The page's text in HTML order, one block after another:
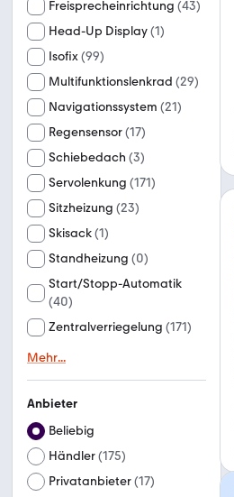
Freisprecheinrichtung (43)
Head-Up Display(1)
Isofix(99)
Multifunktionslenkrad (29)
Navigationssystem (21)
Regensensor(17)
Schiebedach (3)
Servolenkung (171)
Sitzheizung (23)
Skisack(1)
Standheizung (0)
Start/Stopp-Automatik
(40)
Zentralverriegelung (171)
Mehr...
Anbieter
Beliebig
Händler(175)
Privatanbieter(17)